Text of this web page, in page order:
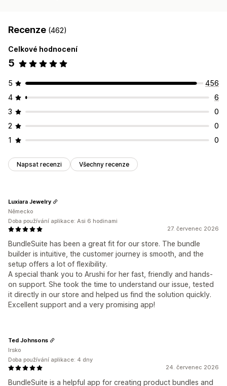
Recenze (462)
Celkové hodnocení
5
5
456
4
6
3
0
2
0
1
0
Napsat recenzi Všechny recenze
27. červenec 2026
BundleSuite has been a great fit for our store. The bundle
builder is intuitive, the customer journey is smooth, and the
setup offers a lot of flexibility.
A special thank you to Arushi for her fast, friendly and hands-
on support. She took the time to understand our issue, tested
it directly in our store and helped us find the solution quickly.
Excellent support and a very promising app!
Luxiara Jewelry
Německo
Doba používání aplikace: Asi 6 hodinami
24. červenec 2026
BundleSuite is a helpful app for creating product bundles and
Ted Johnsons
Irsko
Doba používání aplikace: 4 dny